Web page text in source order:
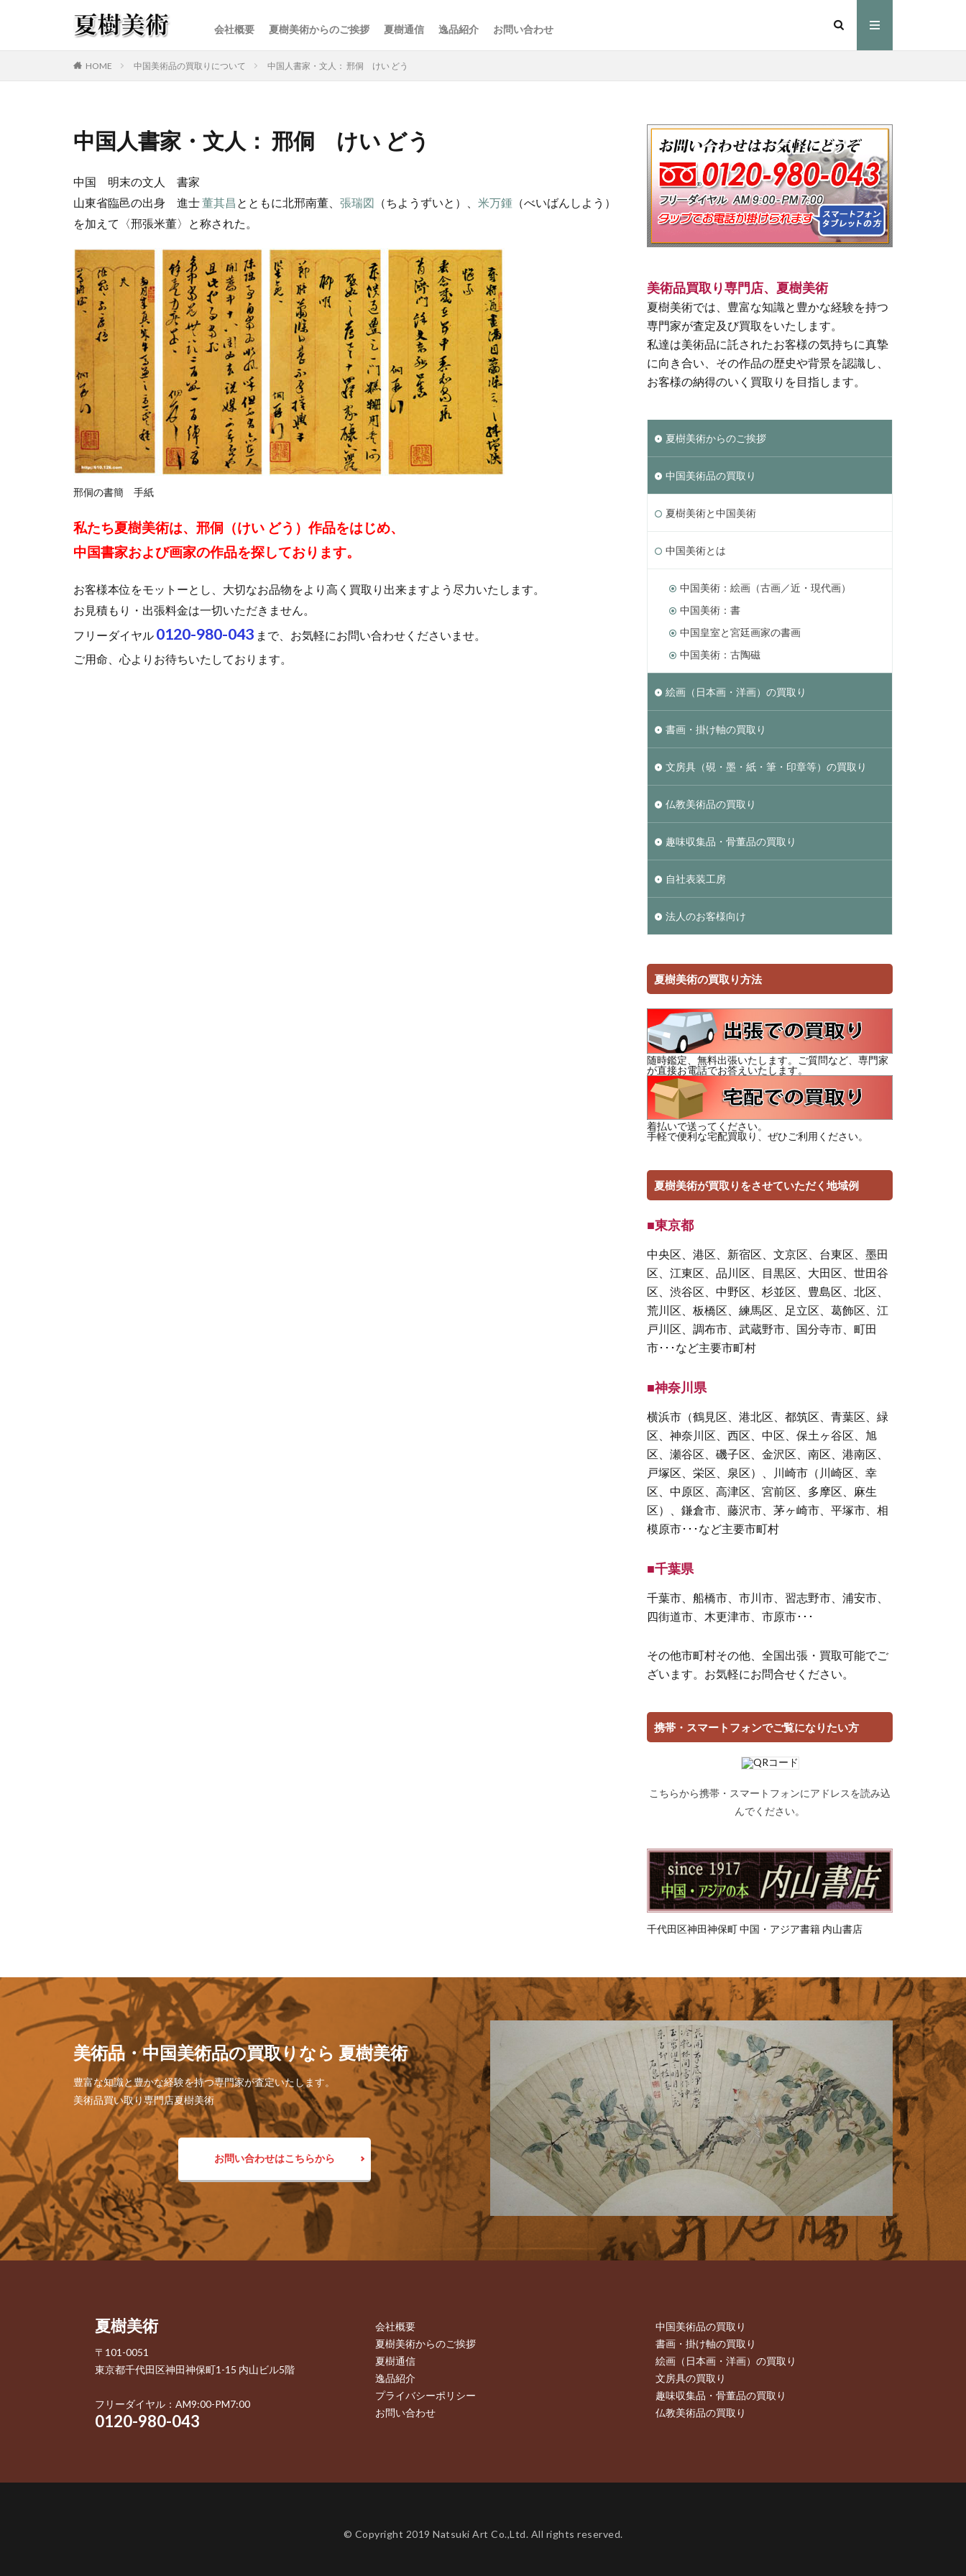
会社概要 夏樹美術からのご挨拶 夏樹通信 逸品紹介 お問い合わせ
HOME 中国美術品の買取りについて 中国人書家・文人： 邢侗 けい どう
中国人書家・文人： 邢侗 けい どう
中国 明末の文人 書家
山東省臨邑の出身 進士董其昌 とともに北邢南董、 張瑞図 （ちようずいと）、 米万鍾 （べいばんしよう）
を加えて〈邢張米董〉と称された。
邢侗の書簡 手紙
私たち夏樹美術は、邢侗（けい どう）作品をはじめ、
中国書家および画家の作品を探しております。
お客様本位をモットーとし、大切なお品物をより高く買取り出来ますよう尽力いたします。
お見積もり・出張料金は一切いただきません。
フリーダイヤル 0120-980-043 まで、お気軽にお問い合わせくださいませ。
ご用命、心よりお待ちいたしております。
美術品買取り専門店、夏樹美術
夏樹美術では、豊富な知識と豊かな経験を持つ
専門家が査定及び買取をいたします。
私達は美術品に託されたお客様の気持ちに真摯
に向き合い、その作品の歴史や背景を認識し、
お客様の納得のいく買取りを目指します。
夏樹美術からのご挨拶
中国美術品の買取り
夏樹美術と中国美術
中国美術とは
中国美術：絵画（古画／近・現代画）
中国美術：書
中国皇室と宮廷画家の書画
中国美術：古陶磁
絵画（日本画・洋画）の買取り
書画・掛け軸の買取り
文房具（硯・墨・紙・筆・印章等）の買取り
仏教美術品の買取り
趣味収集品・骨董品の買取り
自社表装工房
法人のお客様向け
夏樹美術の買取り方法
随時鑑定、無料出張いたします。ご質問など、専門家
が直接お電話でお答えいたします。
着払いで送ってください。
手軽で便利な宅配買取り、ぜひご利用ください。
夏樹美術が買取りをさせていただく地域例
■東京都
中央区、港区、新宿区、文京区、台東区、墨田
区、江東区、品川区、目黒区、大田区、世田谷
区、渋谷区、中野区、杉並区、豊島区、北区、
荒川区、板橋区、練馬区、足立区、葛飾区、江
戸川区、調布市、武蔵野市、国分寺市、町田
市･･･など主要市町村
■神奈川県
横浜市（鶴見区、港北区、都筑区、青葉区、緑
区、神奈川区、西区、中区、保土ヶ谷区、旭
区、瀬谷区、磯子区、金沢区、南区、港南区、
戸塚区、栄区、泉区）、川崎市（川崎区、幸
区、中原区、高津区、宮前区、多摩区、麻生
区）、鎌倉市、藤沢市、茅ヶ崎市、平塚市、相
模原市･･･など主要市町村
■千葉県
千葉市、船橋市、市川市、習志野市、浦安市、
四街道市、木更津市、市原市･･･
その他市町村その他、全国出張・買取可能でご
ざいます。お気軽にお問合せください。
携帯・スマートフォンでご覧になりたい方
こちらから携帯・スマートフォンにアドレスを読み込
んでください。
千代田区神田神保町 中国・アジア書籍 内山書店
美術品・中国美術品の買取りなら 夏樹美術
豊富な知識と豊かな経験を持つ専門家が査定いたします。
美術品買い取り専門店夏樹美術
お問い合わせはこちらから
夏樹美術
〒101-0051
東京都千代田区神田神保町1-15 内山ビル5階
フリーダイヤル：AM9:00-PM7:00
0120-980-043
会社概要
夏樹美術からのご挨拶
夏樹通信
逸品紹介
プライバシーポリシー
お問い合わせ
中国美術品の買取り
書画・掛け軸の買取り
絵画（日本画・洋画）の買取り
文房具の買取り
趣味収集品・骨董品の買取り
仏教美術品の買取り
© Copyright 2019 Natsuki Art Co.,Ltd. All rights reserved.